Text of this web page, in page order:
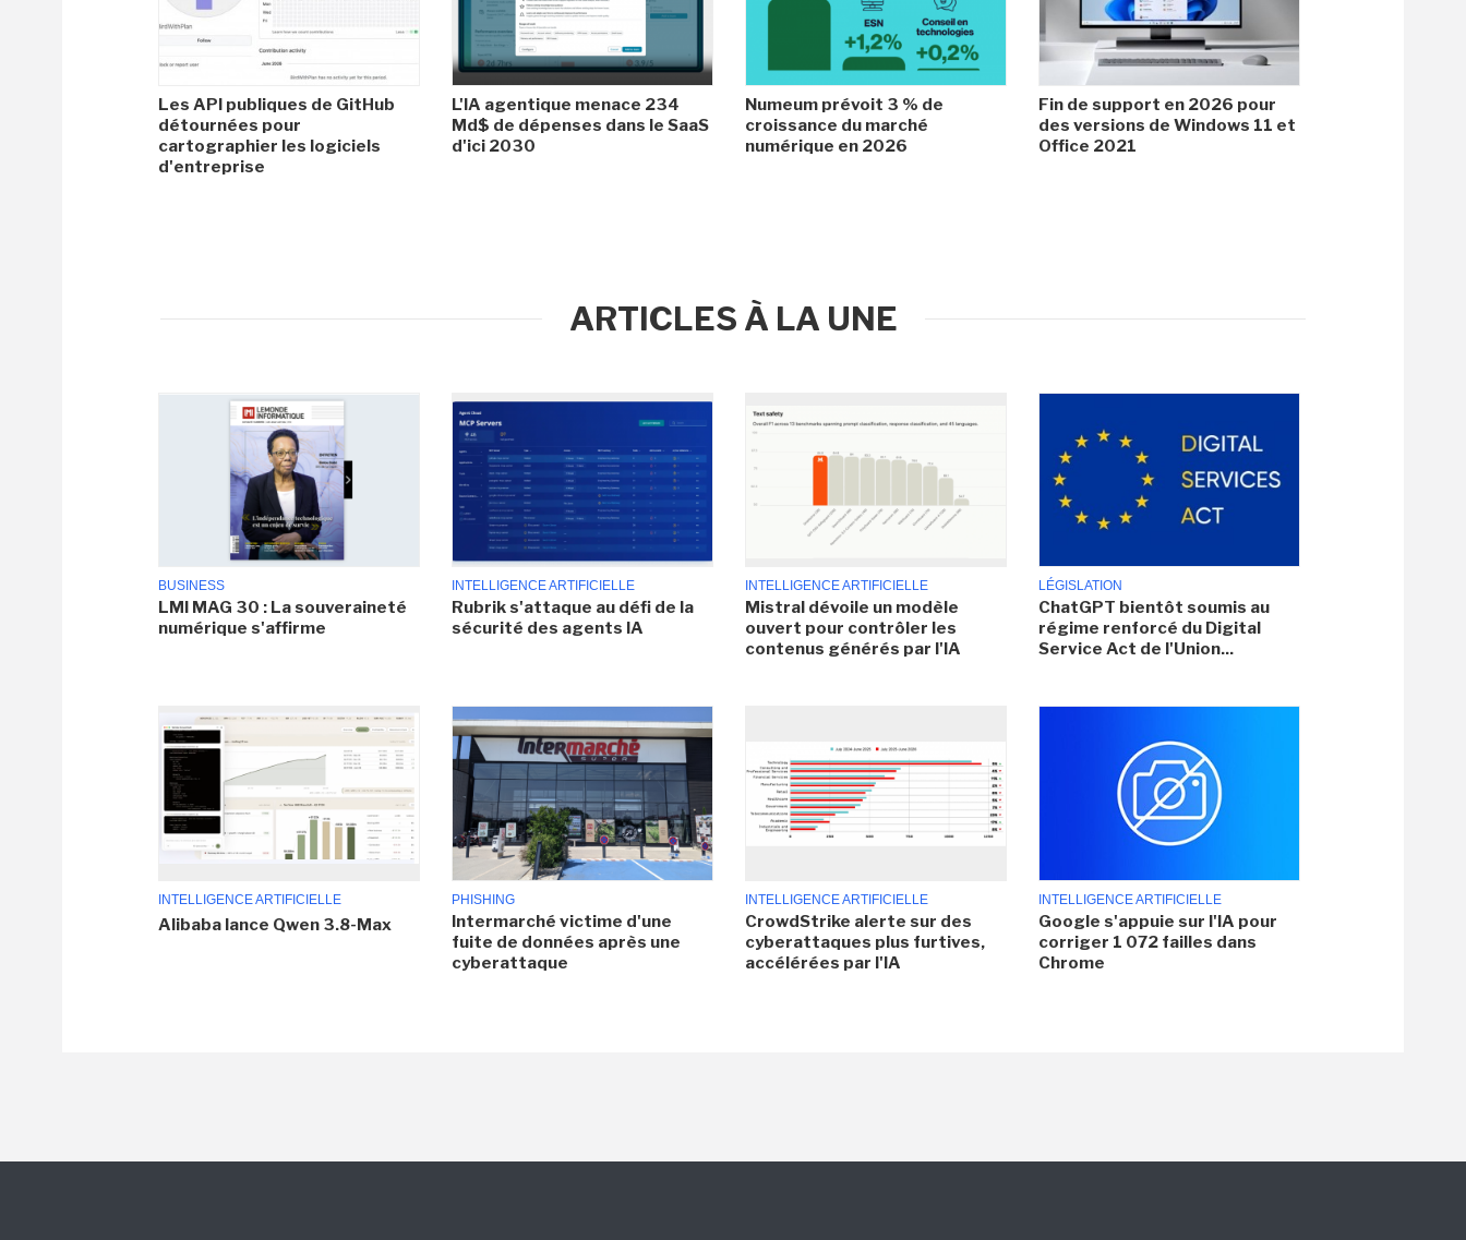
Les API publiques de GitHub
détournées pour
cartographier les logiciels
d'entreprise
L'IA agentique menace 234
Md$ de dépenses dans le SaaS
d'ici 2030
Numeum prévoit 3 % de
croissance du marché
numérique en 2026
Fin de support en 2026 pour
des versions de Windows 11 et
Office 2021
ARTICLES À LA UNE
BUSINESS
LMI MAG 30 : La souveraineté
numérique s'affirme
INTELLIGENCE ARTIFICIELLE
Rubrik s'attaque au défi de la
sécurité des agents IA
INTELLIGENCE ARTIFICIELLE
Mistral dévoile un modèle
ouvert pour contrôler les
contenus générés par l'IA
LÉGISLATION
ChatGPT bientôt soumis au
régime renforcé du Digital
Service Act de l'Union...
INTELLIGENCE ARTIFICIELLE
Alibaba lance Qwen 3.8-Max
PHISHING
Intermarché victime d'une
fuite de données après une
cyberattaque
INTELLIGENCE ARTIFICIELLE
CrowdStrike alerte sur des
cyberattaques plus furtives,
accélérées par l'IA
INTELLIGENCE ARTIFICIELLE
Google s'appuie sur l'IA pour
corriger 1 072 failles dans
Chrome